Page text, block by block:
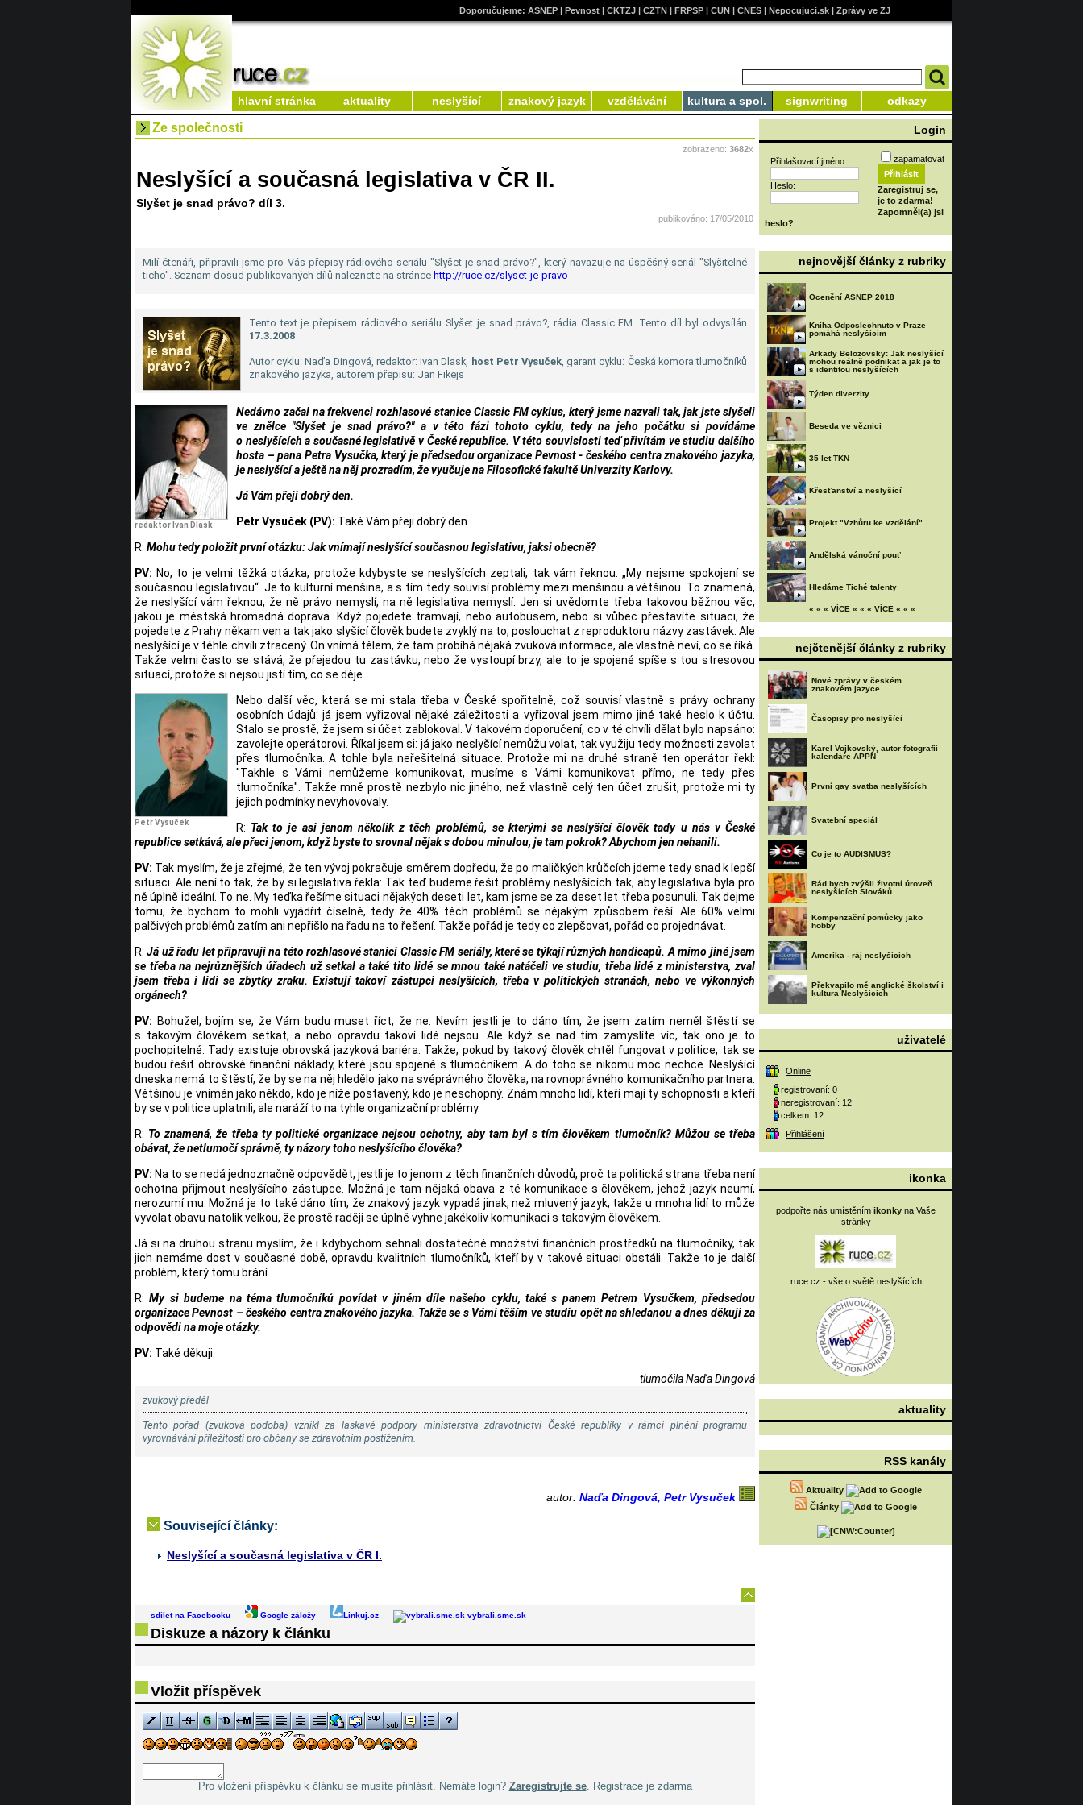
Doporučujeme: ASNEP| Pevnost| CKTZJ| CZTN| FRPSP| CUN| CNES| Nepocujuci.sk| Zprávy ve ZJ
hlavní stránka aktuality neslyšící znakový jazyk vzdělávání kultura a spol. signwriting odkazy
Ze společnosti
zobrazeno: 3682x
Neslyšící a současná legislativa v ČR II.
Slyšet je snad právo? díl 3.
publikováno: 17/05/2010
Milí čtenáři, připravili jsme pro Vás přepisy rádiového seriálu "Slyšet je snad právo?", který navazuje na úspěšný seriál "Slyšitelné
ticho". Seznam dosud publikovaných dílů naleznete na stránce http://ruce.cz/slyset-je-pravo
Tento text je přepisem rádiového seriálu Slyšet je snad právo?, rádia Classic FM. Tento díl byl odvysílán
17.3.2008
Autor cyklu: Naďa Dingová, redaktor: Ivan Dlask, host Petr Vysuček, garant cyklu: Česká komora tlumočníků
znakového jazyka, autorem přepisu: Jan Fikejs
redaktor Ivan Dlask
Nedávno začal na frekvenci rozhlasové stanice Classic FM cyklus, který jsme nazvali tak, jak jste slyšeli
ve znělce "Slyšet je snad právo?" a v této fázi tohoto cyklu, tedy na jeho počátku si povídáme
o neslyšících a současné legislativě v České republice. V této souvislosti teď přivítám ve studiu dalšího
hosta – pana Petra Vysučka, který je předsedou organizace Pevnost - českého centra znakového jazyka,
je neslyšící a ještě na něj prozradím, že vyučuje na Filosofické fakultě Univerzity Karlovy.
Já Vám přeji dobrý den.
Petr Vysuček (PV): Také Vám přeji dobrý den.
R: Mohu tedy položit první otázku: Jak vnímají neslyšící současnou legislativu, jaksi obecně?
PV: No, to je velmi těžká otázka, protože kdybyste se neslyšících zeptali, tak vám řeknou: „My nejsme spokojení se
současnou legislativou“. Je to kulturní menšina, a s tím tedy souvisí problémy mezi menšinou a většinou. To znamená,
že neslyšící vám řeknou, že ně právo nemyslí, na ně legislativa nemyslí. Jen si uvědomte třeba takovou běžnou věc,
jakou je městská hromadná doprava. Když pojedete tramvají, nebo autobusem, nebo si vůbec přestavíte situaci, že
pojedete z Prahy někam ven a tak jako slyšící člověk budete zvyklý na to, poslouchat z reproduktoru názvy zastávek. Ale
neslyšící je v téhle chvíli ztracený. On vnímá tělem, že tam probíhá nějaká zvuková informace, ale vlastně neví, co se říká.
Takže velmi často se stává, že přejedou tu zastávku, nebo že vystoupí brzy, ale to je spojené spíše s tou stresovou
situací, protože si nejsou jistí tím, co se děje.
Petr Vysuček
Nebo další věc, která se mi stala třeba v České spořitelně, což souvisí vlastně s právy ochrany
osobních údajů: já jsem vyřizoval nějaké záležitosti a vyřizoval jsem mimo jiné také heslo k účtu.
Stalo se prostě, že jsem si účet zablokoval. V takovém doporučení, co v té chvíli dělat bylo napsáno:
zavolejte operátorovi. Říkal jsem si: já jako neslyšící nemůžu volat, tak využiju tedy možnosti zavolat
přes tlumočníka. A tohle byla neřešitelná situace. Protože mi na druhé straně ten operátor řekl:
"Takhle s Vámi nemůžeme komunikovat, musíme s Vámi komunikovat přímo, ne tedy přes
tlumočníka". Takže mně prostě nezbylo nic jiného, než vlastně celý ten účet zrušit, protože mi ty
jejich podmínky nevyhovovaly.
R: Tak to je asi jenom několik z těch problémů, se kterými se neslyšící člověk tady u nás v České
republice setkává, ale přeci jenom, když byste to srovnal nějak s dobou minulou, je tam pokrok? Abychom jen nehanili.
PV: Tak myslím, že je zřejmé, že ten vývoj pokračuje směrem dopředu, že po maličkých krůčcích jdeme tedy snad k lepší
situaci. Ale není to tak, že by si legislativa řekla: Tak teď budeme řešit problémy neslyšících tak, aby legislativa byla pro
ně úplně ideální. To ne. My teďka řešíme situaci nějakých deseti let, kam jsme se za deset let třeba posunuli. Tak dejme
tomu, že bychom to mohli vyjádřit číselně, tedy že 40% těch problémů se nějakým způsobem řeší. Ale 60% velmi
palčivých problémů zatím ani nepřišlo na řadu na to řešení. Takže pořád je tedy co zlepšovat, pořád co projednávat.
R:Já už řadu let připravuji na této rozhlasové stanici Classic FM seriály, které se týkají různých handicapů. A mimo jiné jsem
se třeba na nejrůznějších úřadech už setkal a také tito lidé se mnou také natáčeli ve studiu, třeba lidé z ministerstva, zval
jsem třeba i lidi se zbytky zraku. Existují takoví zástupci neslyšících, třeba v politických stranách, nebo ve výkonných
orgánech?
PV: Bohužel, bojím se, že Vám budu muset říct, že ne. Nevím jestli je to dáno tím, že jsem zatím neměl štěstí se
s takovým člověkem setkat, a nebo opravdu takoví lidé nejsou. Ale když se nad tím zamyslíte víc, tak ono je to
pochopitelné. Tady existuje obrovská jazyková bariéra. Takže, pokud by takový člověk chtěl fungovat v politice, tak se
budou řešit obrovské finanční náklady, které jsou spojené s tlumočníkem. A do toho se nikomu moc nechce. Neslyšící
dneska nemá to štěstí, že by se na něj hledělo jako na svéprávného člověka, na rovnoprávného komunikačního partnera.
Většinou je vnímán jako někdo, kdo je níže postavený, kdo je neschopný. Znám mnoho lidí, kteří mají ty schopnosti a kteří
by se v politice uplatnili, ale naráží to na tyhle organizační problémy.
R: To znamená, že třeba ty politické organizace nejsou ochotny, aby tam byl s tím člověkem tlumočník? Můžou se třeba
obávat, že netlumočí správně, ty názory toho neslyšícího člověka?
PV: Na to se nedá jednoznačně odpovědět, jestli je to jenom z těch finančních důvodů, proč ta politická strana třeba není
ochotna přijmout neslyšícího zástupce. Možná je tam nějaká obava z té komunikace s člověkem, jehož jazyk neumí,
nerozumí mu. Možná je to také dáno tím, že znakový jazyk vypadá jinak, než mluvený jazyk, takže u mnoha lidí to může
vyvolat obavu natolik velkou, že prostě raději se úplně vyhne jakékoliv komunikaci s takovým člověkem.
Já si na druhou stranu myslím, že i kdybychom sehnali dostatečné množství finančních prostředků na tlumočníky, tak
jich nemáme dost v současné době, opravdu kvalitních tlumočníků, kteří by v takové situaci obstáli. Takže to je další
problém, který tomu brání.
R:My si budeme na téma tlumočníků povídat v jiném díle našeho cyklu, také s panem Petrem Vysučkem, předsedou
organizace Pevnost – českého centra znakového jazyka. Takže se s Vámi těším ve studiu opět na shledanou a dnes děkuji za
odpovědi na moje otázky.
PV: Také děkuji.
tlumočila Naďa Dingová
zvukový předěl
Tento pořad (zvuková podoba) vznikl za laskavé podpory ministerstva zdravotnictví České republiky v rámci plnění programu
vyrovnávání příležitostí pro občany se zdravotním postižením.
autor: Naďa Dingová, Petr Vysuček
Související články:
Neslyšící a současná legislativa v ČR I.
sdílet na Facebooku Google záložy Linkuj.cz vybrali.sme.sk
Diskuze a názory k článku
Vložit příspěvek
Pro vložení příspěvku k článku se musíte přihlásit. Nemáte login? Zaregistrujte se. Registrace je zdarma
Login
Přihlašovací jméno:
Heslo:
zapamatovat
Zaregistruj se,
je to zdarma!
Zapomněl(a) jsi
heslo?
nejnovější články z rubriky
Ocenění ASNEP 2018
Kniha Odposlechnuto v Praze
pomáhá neslyšícím
Arkady Belozovsky: Jak neslyšící
mohou reálně podnikat a jak je to
s identitou neslyšících
Týden diverzity
Beseda ve věznici
35 let TKN
Křesťanství a neslyšící
Projekt "Vzhůru ke vzdělání"
Andělská vánoční pouť
Hledáme Tiché talenty
« « « VÍCE « « « VÍCE « « «
nejčtenější články z rubriky
Nové zprávy v českém
znakovém jazyce
Časopisy pro neslyšící
Karel Vojkovský, autor fotografií
kalendáře APPN
První gay svatba neslyšících
Svatební speciál
Co je to AUDISMUS?
Rád bych zvýšil životní úroveň
neslyšících Slováků
Kompenzační pomůcky jako
hobby
Amerika - ráj neslyšících
Překvapilo mě anglické školství i
kultura Neslyšících
uživatelé
Online
registrovaní: 0
neregistrovaní: 12
celkem: 12
Přihlášení
ikonka
podpořte nás umístěním ikonky na Vaše
stránky
ruce.cz - vše o světě neslyšících
aktuality
RSS kanály
Aktuality
Články